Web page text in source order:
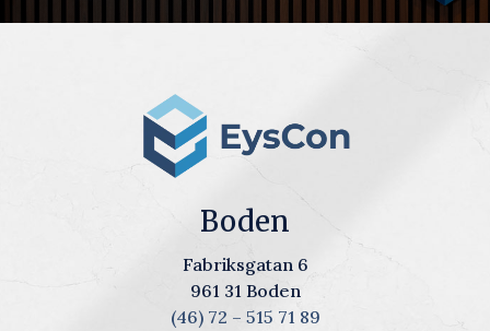
Boden
Fabriksgatan 6
961 31 Boden
(46) 72 – 515 71 89